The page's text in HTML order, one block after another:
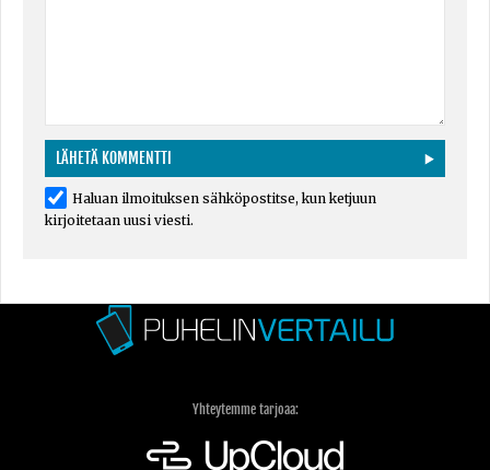
Haluan ilmoituksen sähköpostitse, kun ketjuun
kirjoitetaan uusi viesti.
Yhteytemme tarjoaa: